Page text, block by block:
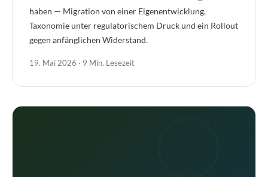
haben — Migration von einer Eigenentwicklung,
Taxonomie unter regulatorischem Druck und ein Rollout
gegen anfänglichen Widerstand.
19. Mai 2026 · 9 Min. Lesezeit